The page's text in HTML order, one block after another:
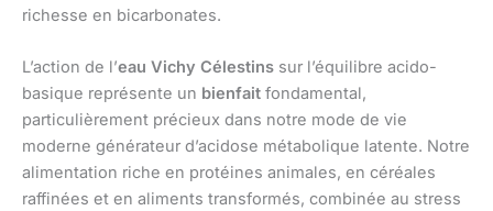
richesse en bicarbonates.
L’action de l’eau Vichy Célestins sur l’équilibre acido-
basique représente un bienfait fondamental,
particulièrement précieux dans notre mode de vie
moderne générateur d’acidose métabolique latente. Notre
alimentation riche en protéines animales, en céréales
raffinées et en aliments transformés, combinée au stress